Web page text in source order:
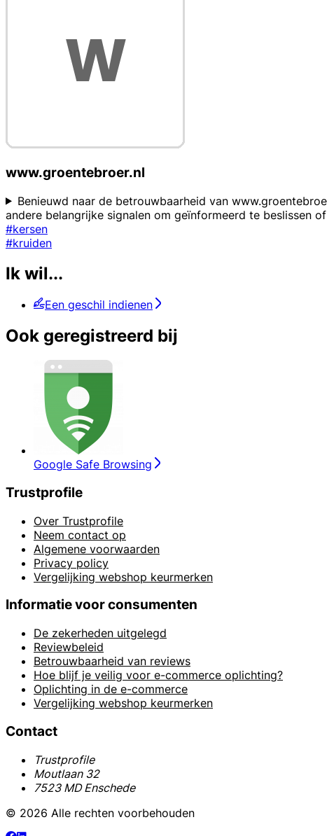
www.groentebroer.nl
Benieuwd naar de betrouwbaarheid van
andere belangrijke signalen om geïnformeerd te beslissen
#kersen
#kruiden
Ik wil...
Een geschil indienen
Ook geregistreerd bij
Google Safe Browsing
Trustprofile
Over Trustprofile
Neem contact op
Algemene voorwaarden
Privacy policy
Vergelijking webshop keurmerken
Informatie voor consumenten
De zekerheden uitgelegd
Reviewbeleid
Betrouwbaarheid van reviews
Hoe blijf je veilig voor e-commerce oplichting?
Oplichting in de e-commerce
Vergelijking webshop keurmerken
Contact
Trustprofile
Moutlaan 32
7523 MD Enschede
© 2026 Alle rechten voorbehouden